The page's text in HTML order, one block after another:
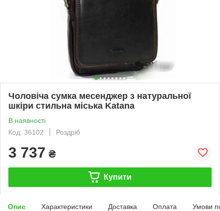
Чоловіча сумка месенджер з натуральної
шкіри стильна міська Katana
В наявності
Код: 36102
Роздріб
3 737 ₴
Купити
Опис Характеристики Доставка Оплата Умови